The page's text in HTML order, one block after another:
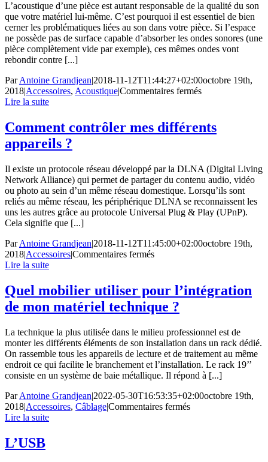
L’acoustique d’une pièce est autant responsable de la qualité du son
que votre matériel lui-même. C’est pourquoi il est essentiel de bien
cerner les problématiques liées au son dans votre pièce. Si l’espace
ne possède pas de surface capable d’absorber les ondes sonores (une
pièce complètement vide par exemple), ces mêmes ondes vont
rebondir contre [...]
ParAntoine Grandjean|2018-11-12T11:44:27+02:00octobre 19th,
2018|Accessoires, Acoustique|Commentaires ferméssur
son
intérieur
Lire la suite
Comment contrôler mes différents
appareils ?
Il existe un protocole réseau développé par la DLNA (Digital Living
Network Alliance) qui permet de partager du contenu audio, vidéo
ou photo au sein d’un même réseau domestique. Lorsqu’ils sont
reliés au même réseau, les périphérique DLNA se reconnaissent les
uns les autres grâce au protocole Universal Plug & Play (UPnP).
Cela signifie que [...]
ParAntoine Grandjean|2018-11-12T11:45:00+02:00octobre 19th,
2018|Accessoires|Commentaires ferméssur
différents
appareils
Lire la suite
Quel mobilier utiliser pour l’intégration
de mon matériel technique ?
La technique la plus utilisée dans le milieu professionnel est de
monter les différents éléments de son installation dans un rack dédié.
On rassemble tous les appareils de lecture et de traitement au même
endroit ce qui facilite le branchement et l’installation. Le rack 19’’
consiste en un système de baie métallique. Il répond à [...]
ParAntoine Grandjean|2022-05-30T16:53:35+02:00octobre 19th,
2018|Accessoires, Câblage|Commentaires ferméssur
Lire la suite
L’USB